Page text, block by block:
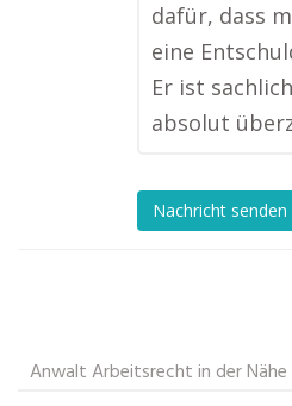
dafür, dass
eine
Er ist
absolut
Nachricht senden
Anwalt Arbeitsrecht in der Nähe